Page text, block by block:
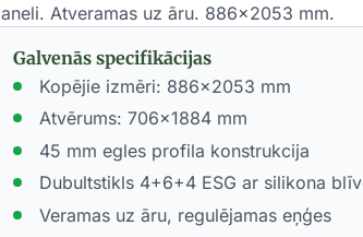
Atveramas uz āru. 886x2053 mm.
Galvenās specifikācijas
Kopējie izmēri: 886x2053 mm
Atvērums: 706x1884 mm
45 mm egles profila konstrukcija
Dubultstikls 4+6+4 ESG ar silikona
Veramas uz āru, regulējamas eņģes